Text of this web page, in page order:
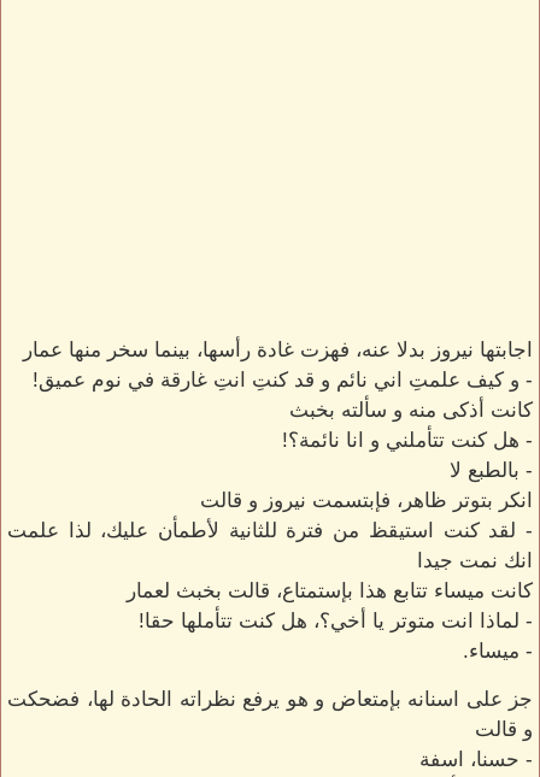
اجابتها نيروز بدلا عنه، فهزت غادة رأسها، بينما سخر منها عمار
- و كيف علمتِ اني نائم و قد كنتِ انتِ غارقة في نوم عميق!
كانت أذكى منه و سألته بخبث
- هل كنت تتأملني و انا نائمة؟!
- بالطبع لا
انكر بتوتر ظاهر، فإبتسمت نيروز و قالت
- لقد كنت استيقظ من فترة للثانية لأطمأن عليك، لذا علمت
انك نمت جيدا
كانت ميساء تتابع هذا بإستمتاع، قالت بخبث لعمار
- لماذا انت متوتر يا أخي؟، هل كنت تتأملها حقا!
- ميساء.
جز على اسنانه بإمتعاض و هو يرفع نظراته الحادة لها، فضحكت
و قالت
- حسنا، اسفة